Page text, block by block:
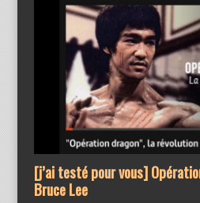
[j’ai testé pour vous]
Bruce Lee